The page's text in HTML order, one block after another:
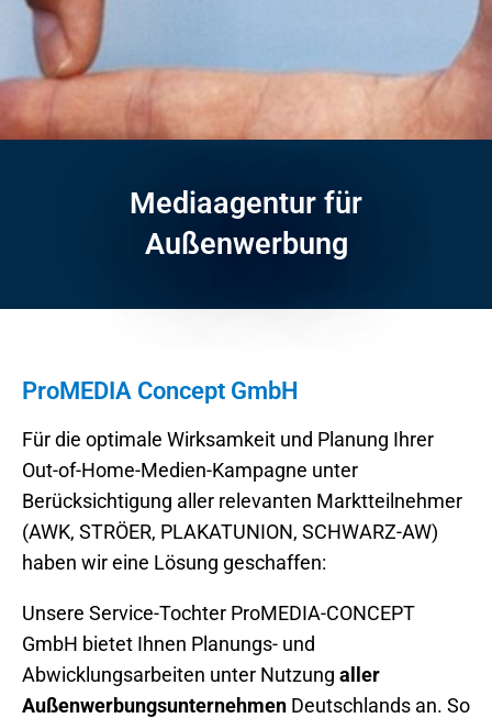
Mediaagentur für
Außenwerbung
ProMEDIA Concept GmbH
Für die optimale Wirksamkeit und Planung Ihrer
Out-of-Home-Medien-Kampagne unter
Berücksichtigung aller relevanten Marktteilnehmer
(AWK, STRÖER, PLAKATUNION, SCHWARZ-AW)
haben wir eine Lösung geschaffen:
Unsere Service-Tochter ProMEDIA-CONCEPT
GmbH bietet Ihnen Planungs- und
Abwicklungsarbeiten unter Nutzung aller
Außenwerbungsunternehmen Deutschlands an. So